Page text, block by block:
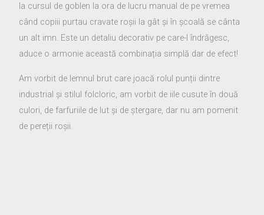
la cursul de goblen la ora de lucru manual de pe vremea
când copiii purtau cravate roșii la gât și în școală se cânta
un alt imn. Este un detaliu decorativ pe care-l îndrăgesc,
aduce o armonie această combinația simplă dar de efect!
Am vorbit de lemnul brut care joacă rolul punții dintre
industrial și stilul folcloric, am vorbit de iile cusute în două
culori, de farfuriile de lut și de ștergare, dar nu am pomenit
de pereții roșii.